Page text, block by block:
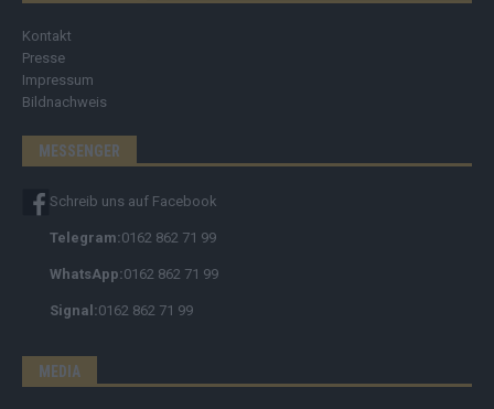
Kontakt
Presse
Impressum
Bildnachweis
MESSENGER
Schreib uns auf Facebook
Telegram:0162 862 71 99
WhatsApp:0162 862 71 99
Signal:0162 862 71 99
MEDIA